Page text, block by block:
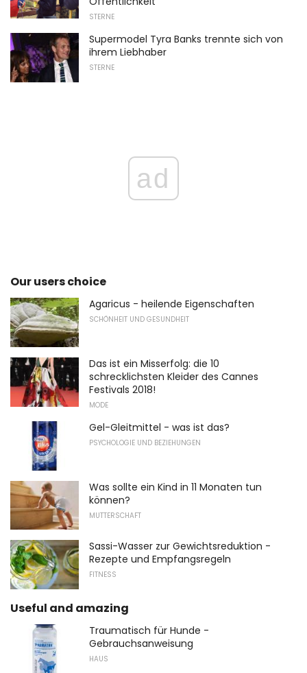
STERNE
Supermodel Tyra Banks trennte sich von
ihrem Liebhaber
STERNE
ad
Our users choice
Agaricus - heilende Eigenschaften
SCHÖNHEIT UND GESUNDHEIT
Das ist ein Misserfolg: die 10
schrecklichsten Kleider des Cannes
Festivals 2018!
MODE
Gel-Gleitmittel - was ist das?
PSYCHOLOGIE UND BEZIEHUNGEN
Was sollte ein Kind in 11 Monaten tun
können?
MUTTERSCHAFT
Sassi-Wasser zur Gewichtsreduktion -
Rezepte und Empfangsregeln
FITNESS
Useful and amazing
Traumatisch für Hunde -
Gebrauchsanweisung
HAUS